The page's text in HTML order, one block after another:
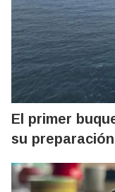
El primer
su